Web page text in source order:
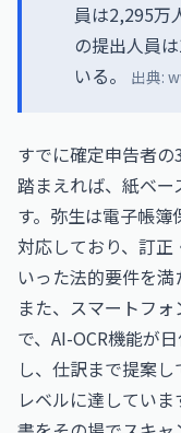
員は2,295万
の提出人員
いる。
出典:
すでに確定申告者
踏まえれば、紙ベ
す。弥生は電子帳
対応しており、訂
いった法的要件を満
また、スマートフ
で、AI-OCR機能が
し、仕訳まで提案
レベルに達してい